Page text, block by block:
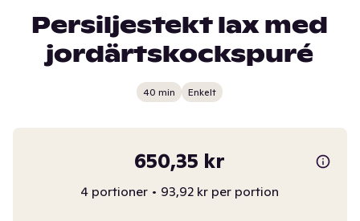
Persiljestekt lax med
jordärtskockspuré
40 min Enkelt
650,35 kr
4 portioner • 93,92 kr per portion